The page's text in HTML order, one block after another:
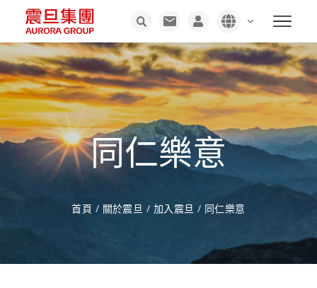
同仁樂意
首頁 / 關於震旦 / 加入震旦 / 同仁樂意